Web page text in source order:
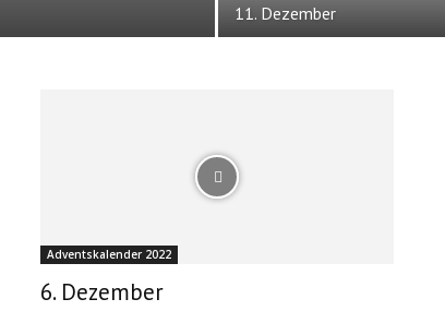
11. Dezember
Adventskalender 2022
6. Dezember